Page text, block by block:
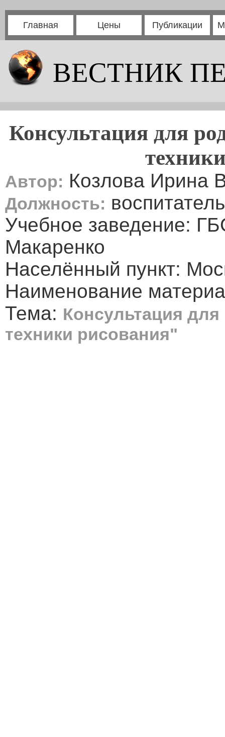
Главная Цены Публикации
ВЕСТНИК
Консультация для
Автор: Козлова Ирина
Должность: воспитатель
Учебное заведение:
Макаренко
Населённый пункт:
Наименование
Тема: Консультация
техники рисования"